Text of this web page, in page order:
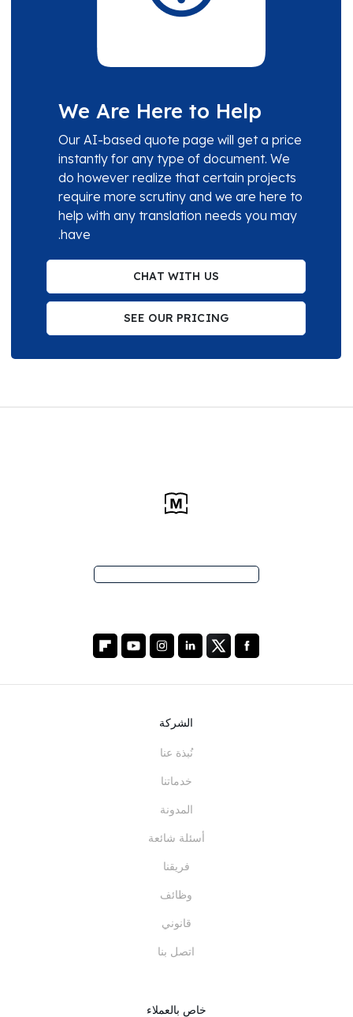
We Are Here to Help
Our AI-based quote page will get a price
instantly for any type of document. We
do however realize that certain projects
require more scrutiny and we are here to
help with any translation needs you may
have.
CHAT WITH US
SEE OUR PRICING
الشركة
نُبذة عنا
خدماتنا
المدونة
أسئلة شائعة
فريقنا
وظائف
قانوني
اتصل بنا
خاص بالعملاء